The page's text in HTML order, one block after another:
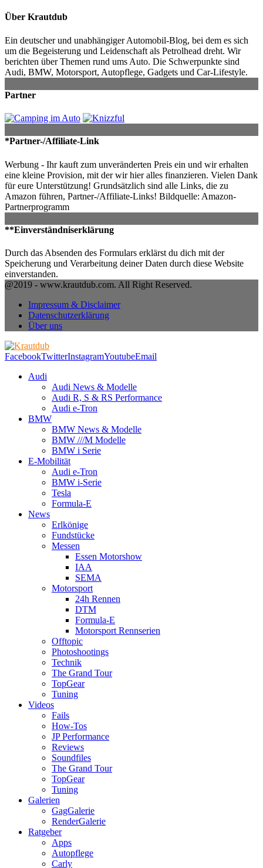
Über Krautdub
Ein deutscher und unabhängiger Automobil-Blog, bei dem es sich
um die Begeisterung und Leidenschaft als Petrolhead dreht. Wir
berichten über Themen rund ums Auto. Die Schwerpunkte sind
Audi, BMW, Motorsport, Autopflege, Gadgets und Car-Lifestyle.
Partner
*Partner-/Affiliate-Link
Werbung - Ihr kauft zum unveränderten Preis ein und wir erhalten
eine kleine Provision, mit der wir hier alles finanzieren. Vielen Dank
für eure Unterstützung! Grundsätzlich sind alle Links, die zu
Amazon führen, Partner-/Affiliate-Links! Bildquelle: Amazon-
Partnerprogramm
**Einverständniserklärung
Durch das Absenden des Formulars erklärst du dich mit der
Speicherung und Verarbeitung deiner Daten durch diese Website
einverstanden.
@2019 - www.krautdub.com. All Right Reserved.
Impressum & Disclaimer
Datenschutzerklärung
Über uns
FacebookTwitterInstagramYoutubeEmail
Audi
Audi News & Modelle
Audi R, S & RS Performance
Audi e-Tron
BMW
BMW News & Modelle
BMW ///M Modelle
BMW i Serie
E-Mobilität
Audi e-Tron
BMW i-Serie
Tesla
Formula-E
News
Erlkönige
Fundstücke
Messen
Essen Motorshow
IAA
SEMA
Motorsport
24h Rennen
DTM
Formula-E
Motorsport Rennserien
Offtopic
Photoshootings
Technik
The Grand Tour
TopGear
Tuning
Videos
Fails
How-Tos
JP Performance
Reviews
Soundfiles
The Grand Tour
TopGear
Tuning
Galerien
GagGalerie
RenderGalerie
Ratgeber
Apps
Autopflege
Carly